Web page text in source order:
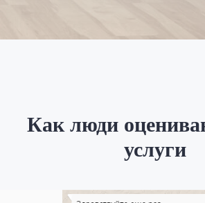
Как люди
услуги